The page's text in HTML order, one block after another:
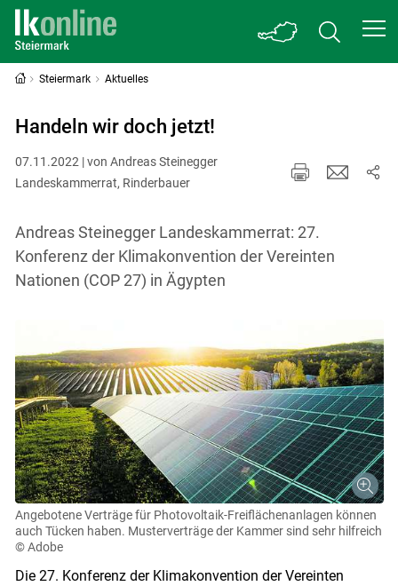
Steiermark Aktuelles
Handeln wir doch jetzt!
07.11.2022 | von Andreas Steinegger
Landeskammerrat, Rinderbauer
Andreas Steinegger Landeskammerrat: 27.
Konferenz der Klimakonvention der Vereinten
Nationen (COP 27) in Ägypten
Angebotene Verträge für Photovoltaik-Freiflächenanlagen können
auch Tücken haben. Musterverträge der Kammer sind sehr hilfreich
© Adobe
Die 27. Konferenz der Klimakonvention der Vereinten